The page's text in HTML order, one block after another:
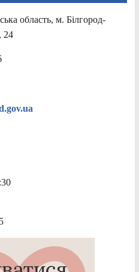
область, м. Білгород-
24